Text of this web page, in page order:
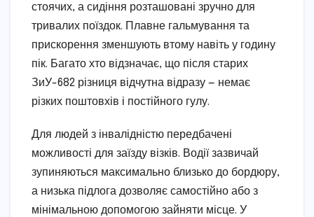
стоячих, а сидіння розташовані зручно для
тривалих поїздок. Плавне гальмування та
прискорення зменшують втому навіть у годину
пік. Багато хто відзначає, що після старих
ЗиУ-682 різниця відчутна відразу — немає
різких поштовхів і постійного гулу.
Для людей з інвалідністю передбачені
можливості для заїзду візків. Водії зазвичай
зупиняються максимально близько до бордюру,
а низька підлога дозволяє самостійно або з
мінімальною допомогою зайняти місце. У